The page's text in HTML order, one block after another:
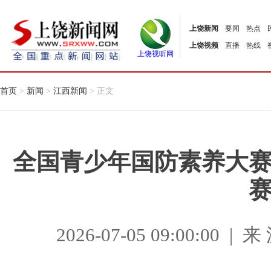
上饶视听网
上饶新闻 要闻 热点
上饶视频
直播 热线
首页 > 新闻 > 江西新闻 > 正文
全国青少年国防素养大
2026-07-05 09:00:00 |